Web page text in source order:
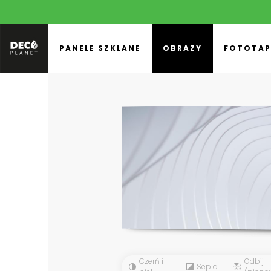
PANELE SZKLANE OBRAZY
Czerń i
Sepia
Odbij